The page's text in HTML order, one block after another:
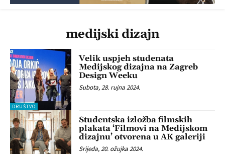
medijski dizajn
DRUŠTVO
Velik uspjeh studenata
Medijskog dizajna na Zagreb
Design Weeku
Subota, 28. rujna 2024.
Studentska izložba filmskih
plakata ‘Filmovi na Medijskom
dizajnu’ otvorena u AK galeriji
Srijeda, 20. ožujka 2024.